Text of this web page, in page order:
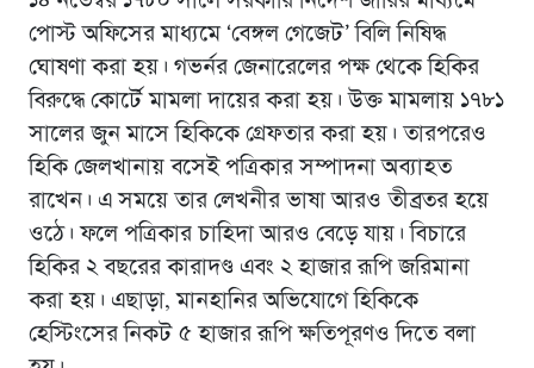
পোস্ট অফিসের মাধ্যমে ‘বেঙ্গল গেজেট’ বিলি নিষিদ্ধ
ঘোষণা করা হয়। গভর্নর জেনারেলের পক্ষ থেকে হিকির
বিরুদ্ধে কোর্টে মামলা দায়ের করা হয়। উক্ত মামলায় ১৭৮১
সালের জুন মাসে হিকিকে গ্রেফতার করা হয়। তারপরেও
হিকি জেলখানায় বসেই পত্রিকার সম্পাদনা অব্যাহত
রাখেন। এ সময়ে তার লেখনীর ভাষা আরও তীব্রতর হয়ে
ওঠে। ফলে পত্রিকার চাহিদা আরও বেড়ে যায়। বিচারে
হিকির ২ বছরের কারাদণ্ড এবং ২ হাজার রূপি জরিমানা
করা হয়। এছাড়া, মানহানির অভিযোগে হিকিকে
হেস্টিংসের নিকট ৫ হাজার রূপি ক্ষতিপূরণও দিতে বলা